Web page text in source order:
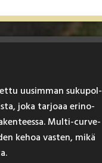
uu­sim­man su­ku­pol­
jo­ka tar­joaa eri­no­
Mul­ti-cur­ve-
ke­hoa vas­ten, mi­kä